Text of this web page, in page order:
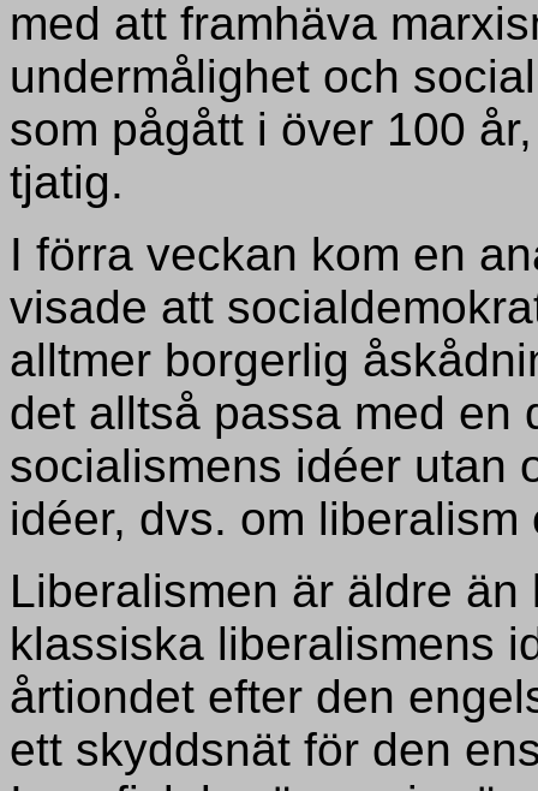
med att framhäva
undermålighet och
som pågått i över 100
tjatig.
I förra veckan kom en
visade att
alltmer borgerlig
det alltså passa med en
socialismens idéer utan
idéer, dvs. om
Liberalismen är äldre
klassiska liberalismens
årtiondet efter den
ett skyddsnät för den